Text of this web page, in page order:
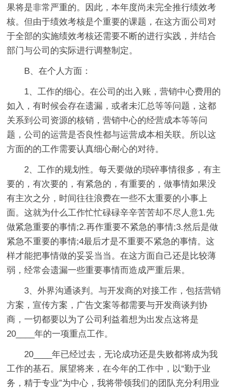
果将是非常严重的。因此，本年度尚未完全推行绩效考
核。但由于绩效考核是个重要的课题，在这方面公司对
于全部的实施绩效考核还需要不断的进行实践，并结合
部门与公司的实际进行调整制定。
B、在个人方面：
1、工作的细心。在公司的出入账，营销中心费用的
如入，有时候会存在遗漏，或者未汇总等等问题，这都
关系到公司资源的核销，营销中心的经营成本等等问
题，公司的运营是否良性都与运营成本相关联。所以这
方面的的工作需要认真细心耐心的对待。
2、工作的规划性。每天要做的琐碎事情很多，有主
要的，有次要的，有紧急的，有重要的，做事情如果没
有主次之分，时间往往浪费在一些不太重要的小事上
面。这就为什么工作忙忙碌碌辛辛苦苦却不尽人意1.先
做紧急重要的事情;2.再作重要不紧急的事情;3.然后是做
紧急不重要的事情;4最后才是不重要不紧急的事情。这
样才能把事情做的妥妥当当。在这方面自己还是比较薄
弱，经常会遗漏一些重要事情而造成严重后果。
3、外界沟通谈判。与开发商的对接工作，包括营销
方案，宣传方案，广告文案等都需要与开发商谈判协
商，一切都要以为了公司利益着想为出发点这将是
20____年的一项重点工作。
20____年已经过去，无论成功还是失败都将成为我
工作的基石。展望将来，在今年的工作中，以“勤于业
务，精于专业”为中心，我将带领我们的团队充分利用业